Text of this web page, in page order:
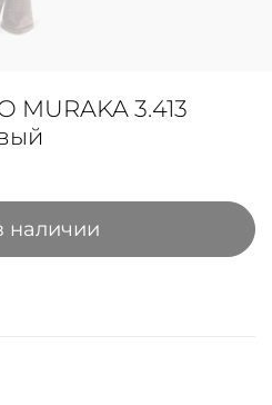
MURAKA 3.413
наличии